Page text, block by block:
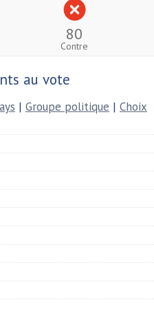
80
Contre
au vote
| Groupe politique | Choix